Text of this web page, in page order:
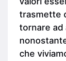
trasmette
tornare ad
che